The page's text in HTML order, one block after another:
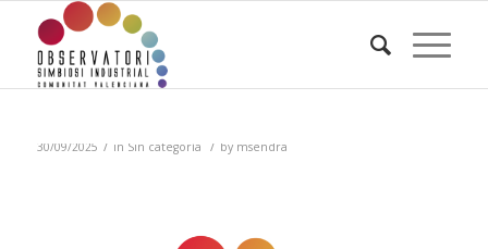
30/09/2025 / in Sin categoría / by msendra